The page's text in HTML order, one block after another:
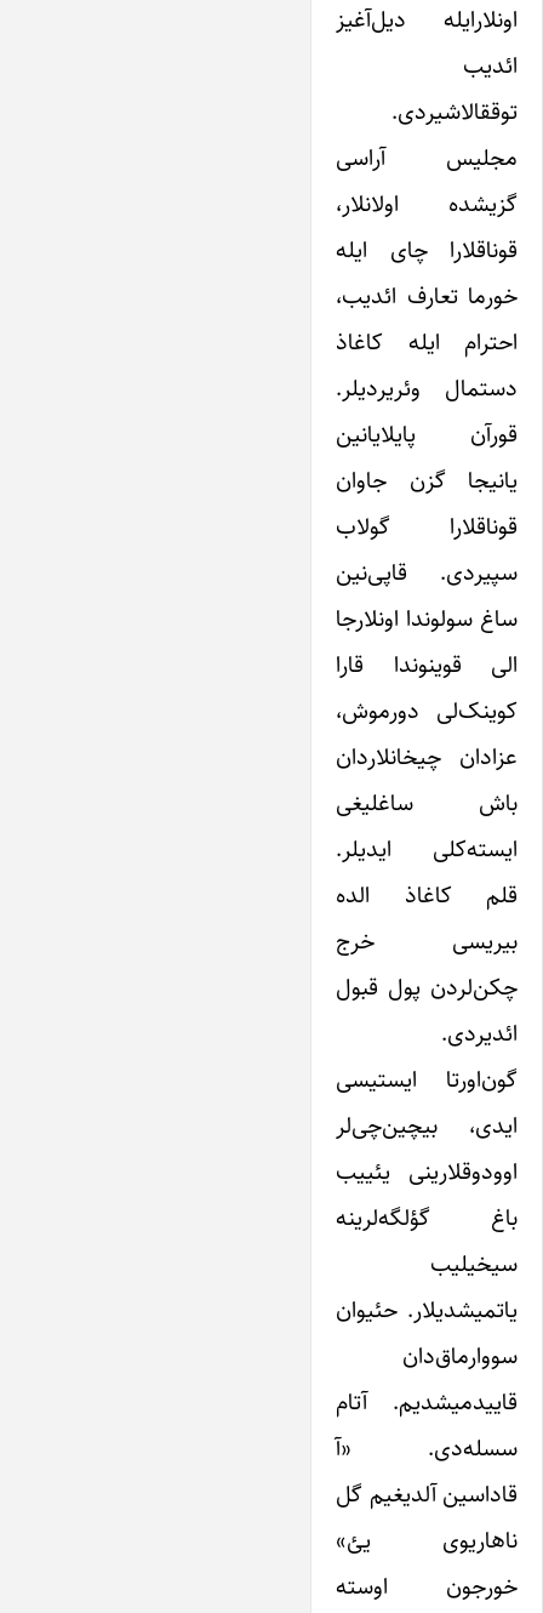
اونلارایله دیل‌آغیز
ائدیب
توققالاشیردی.
مجلیس آراسی
گزیشده اولانلار،
قوناقلارا چای ایله
خورما تعارف ائدیب،
احترام ایله کاغاذ
دستمال وئریردیلر.
قورآن پایلایانین
یانیجا گزن جاوان
قوناقلارا گولاب
سپیردی. قاپی‌نین
ساغ سولوندا اونلارجا
الی قوینوندا قارا
کوینک‌لی دورموش،
عزادان چیخانلاردان
باش ساغلیغی
ایسته‌کلی ایدیلر.
قلم کاغاذ الده
بیریسی خرج
چکن‌لردن پول قبول
ائدیردی.
گون‌اورتا ایستیسی
ایدی، بیچین‌چی‌لر
اوودوقلارینی یئییب
باغ گؤلگه‌لرینه
سیخیلیب
یاتمیشدیلار. حئیوان
سووارماق‌دان
قاییدمیشدیم. آتام
سسله‌دی. «آ
قاداسین آلدیغیم گل
ناهاریوی یئ»
خورجون اوسته